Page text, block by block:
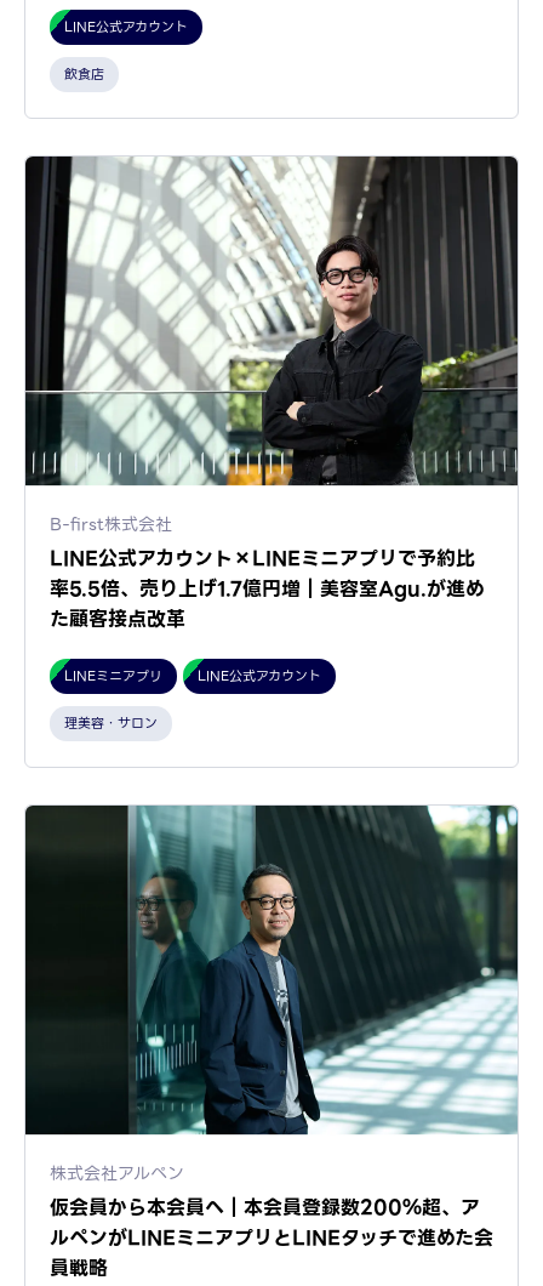
LINE公式アカウント
飲食店
B-first株式会社
LINE公式アカウント×LINEミニアプリで予約比
率5.5倍、売り上げ1.7億円増｜美容室Agu.が進め
た顧客接点改革
LINEミニアプリ LINE公式アカウント
理美容・サロン
株式会社アルペン
仮会員から本会員へ｜本会員登録数200％超、ア
ルペンがLINEミニアプリとLINEタッチで進めた会
員戦略